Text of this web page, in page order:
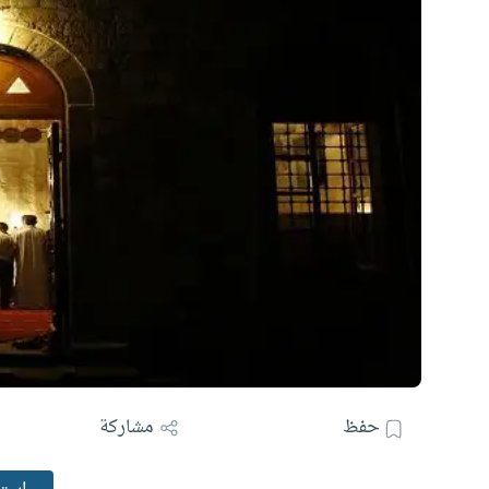
حفظ مشاركة